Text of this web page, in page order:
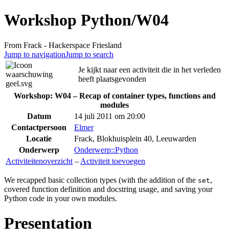
Workshop Python/W04
From Frack - Hackerspace Friesland
Jump to navigationJump to search
Je kijkt naar een activiteit die in het verleden
heeft plaatsgevonden
Workshop: W04 – Recap of container types, functions and
modules
Datum
14 juli 2011 om 20:00
Contactpersoon
Elmer
Locatie
Frack, Blokhuisplein 40, Leeuwarden
Onderwerp
Onderwerp::Python
Activiteitenoverzicht – Activiteit toevoegen
We recapped basic collection types (with the addition of the set,
covered function definition and docstring usage, and saving your
Python code in your own modules.
Presentation